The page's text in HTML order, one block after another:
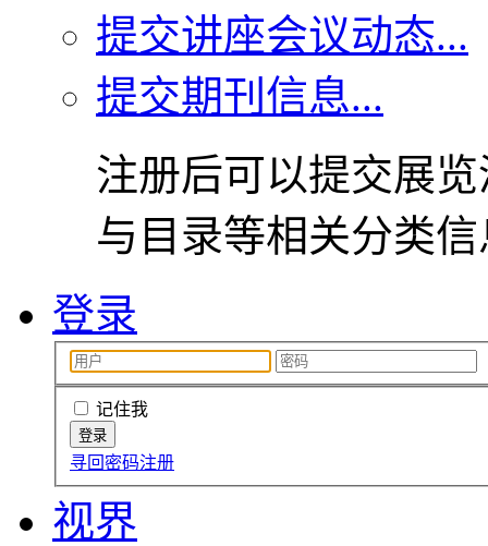
提交讲座会议动态...
提交期刊信息...
注册后可以提交展
与目录等相关分类
登录
记住我
寻回密码注册
视界